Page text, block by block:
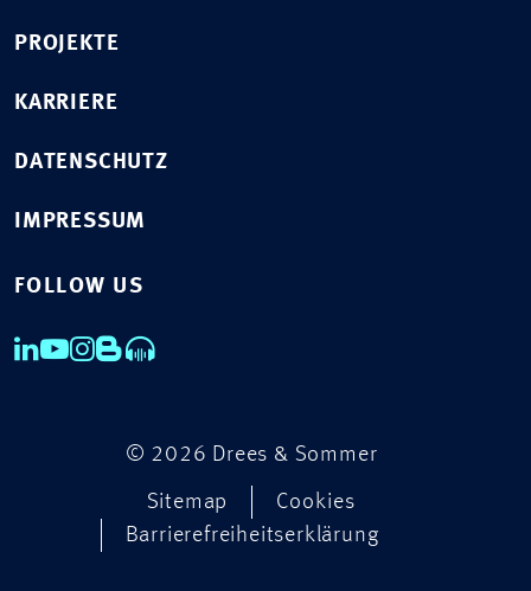
PROJEKTE
KARRIERE
DATENSCHUTZ
IMPRESSUM
FOLLOW US
© 2026 Drees & Sommer
Sitemap
Cookies
Barrierefreiheitserklärung